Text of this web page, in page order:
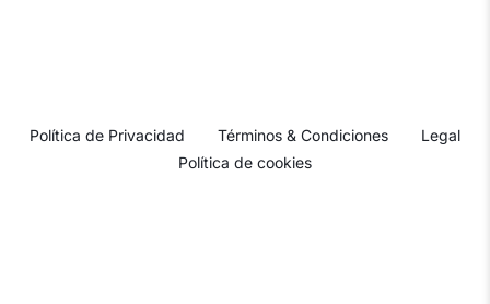
Política de Privacidad Términos & Condiciones
Legal
Política de cookies